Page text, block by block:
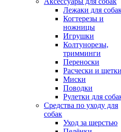
Лежаки для
Когтерезы и
ножницы
Игрушки
Колтунорезы,
тримминги
Переноски
Расчески и щетки
Миски
Поводки
Рулетки для
Средства по уходу для
собак
Уход за шерстью